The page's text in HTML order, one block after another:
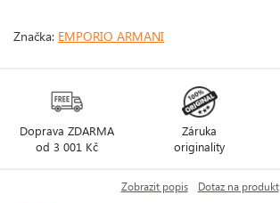
Značka: EMPORIO ARMANI
Doprava ZDARMA
od 3 001 Kč
Záruka
originality
Zobrazit popis Dotaz na produkt